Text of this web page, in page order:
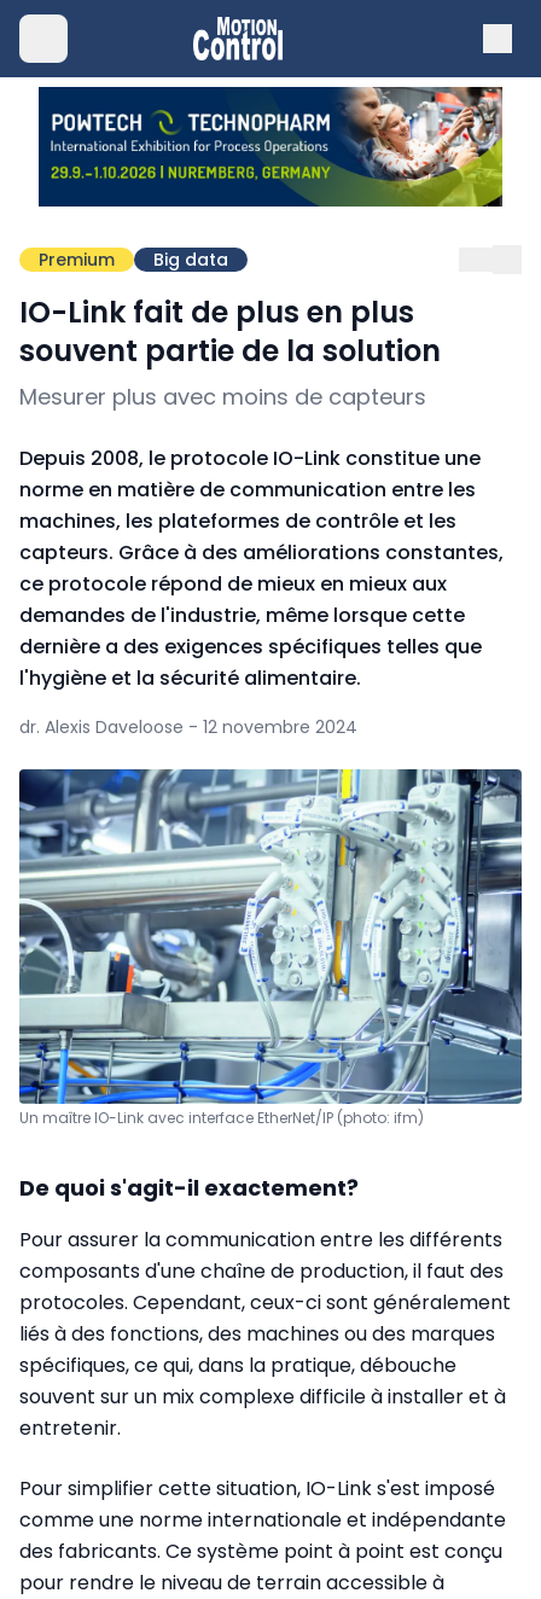
Premium Big data
IO-Link fait de plus en plus
souvent partie de la solution
Mesurer plus avec moins de capteurs
Depuis 2008, le protocole IO-Link constitue une
norme en matière de communication entre les
machines, les plateformes de contrôle et les
capteurs. Grâce à des améliorations constantes,
ce protocole répond de mieux en mieux aux
demandes de l'industrie, même lorsque cette
dernière a des exigences spécifiques telles que
l'hygiène et la sécurité alimentaire.
dr. Alexis Daveloose - 12 novembre 2024
Un maître IO-Link avec interface EtherNet/IP (photo: ifm)
De quoi s'agit-il exactement?
Pour assurer la communication entre les différents
composants d'une chaîne de production, il faut des
protocoles. Cependant, ceux-ci sont généralement
liés à des fonctions, des machines ou des marques
spécifiques, ce qui, dans la pratique, débouche
souvent sur un mix complexe difficile à installer et à
entretenir.
Pour simplifier cette situation, IO-Link s'est imposé
comme une norme internationale et indépendante
des fabricants. Ce système point à point est conçu
pour rendre le niveau de terrain accessible à